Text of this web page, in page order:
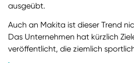
ausgeübt.
Auch an Makita ist dieser Trend
Das Unternehmen hat kürzlich
veröffentlicht, die ziemlich